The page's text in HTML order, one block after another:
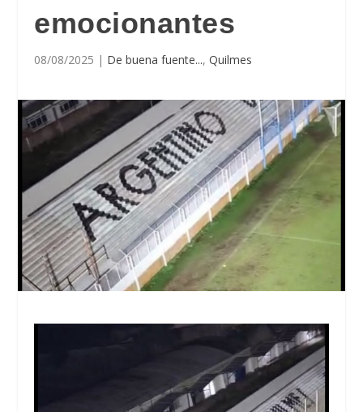
emocionantes
08/08/2025 | De buena fuente...,Quilmes